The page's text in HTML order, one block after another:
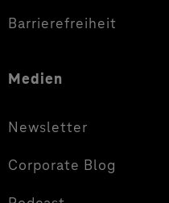
Barrierefreiheit
Medien
Newsletter
Corporate Blog